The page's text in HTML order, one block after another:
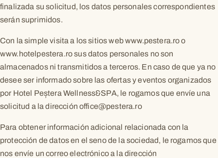
finalizada su solicitud, los datos personales correspondientes
serán suprimidos.
Con la simple visita a los sitios web www.pestera.ro o
www.hotelpestera.ro sus datos personales no son
almacenados ni transmitidos a terceros. En caso de que ya no
desee ser informado sobre las ofertas y eventos organizados
por Hotel Peștera Wellness&SPA, le rogamos que envíe una
solicitud a la direcciónoffice@pestera.ro
Para obtener información adicional relacionada con la
protección de datos en el seno de la sociedad, le rogamos que
nos envíe un correo electrónico a la dirección